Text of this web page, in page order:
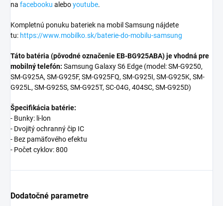
na facebooku aleboyoutube.
Kompletnú ponuku bateriek na mobil Samsung nájdete
tu: https://www.mobilko.sk/baterie-do-mobilu-samsung
Táto batéria (pôvodné označenie EB-BG925ABA) je vhodná pre
mobilný telefón: Samsung Galaxy S6 Edge (model: SM-G9250,
SM-G925A, SM-G925F, SM-G925FQ, SM-G925I, SM-G925K, SM-
G925L, SM-G925S, SM-G925T, SC-04G, 404SC, SM-G925D)
Špecifikácia batérie:
- Bunky: li-lon
- Dvojitý ochranný čip IC
- Bez pamäťového efektu
- Počet cyklov: 800
Dodatočné parametre